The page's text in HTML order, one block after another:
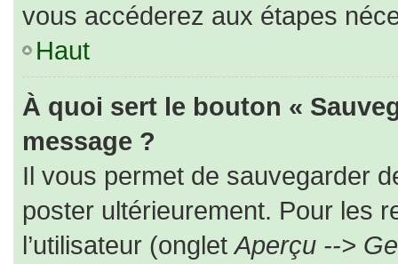
vous accéderez aux étapes
Haut
À quoi sert le bouton «
message ?
Il vous permet de sauvegarder
poster ultérieurement. Pour les
l’utilisateur (ongletAperçu -->